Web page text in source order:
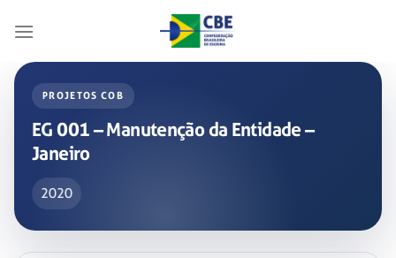
PROJETOS COB
EG 001 – Manutenção da Entidade –
Janeiro
2020